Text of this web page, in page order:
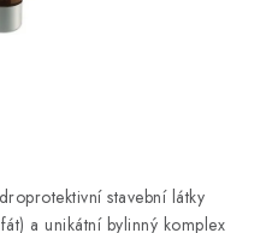
stavební látky
a unikátní bylinný komplex